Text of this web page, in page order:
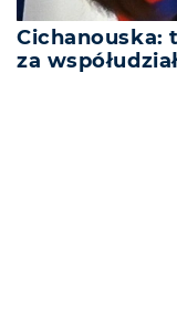
Cichanouska:
za